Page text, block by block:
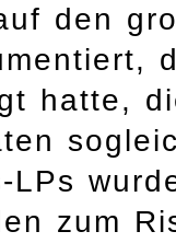
den
hatte,
LPs
zum